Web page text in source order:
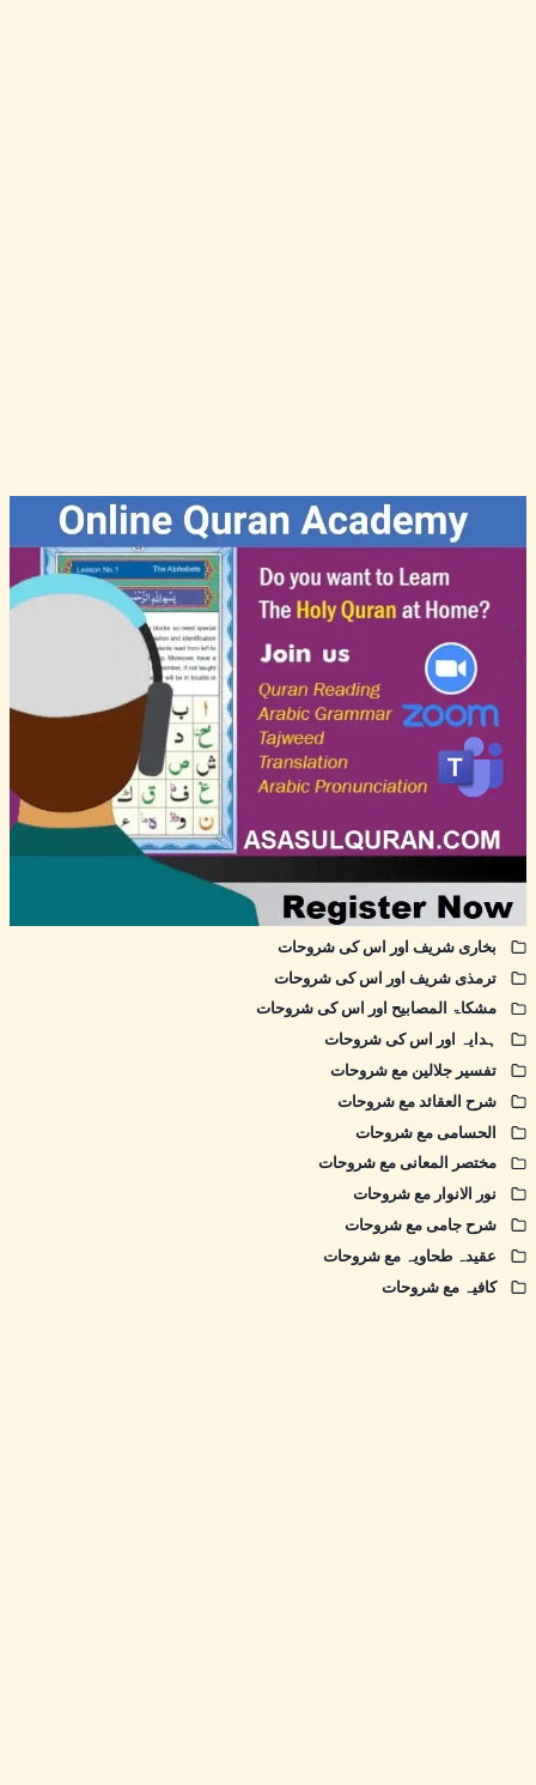
بخاری شریف اور اس کی شروحات
ترمذی شریف اور اس کی شروحات
مشکاۃ المصابیح اور اس کی شروحات
ہدایہ اور اس کی شروحات
تفسیر جلالین مع شروحات
شرح العقائد مع شروحات
الحسامی مع شروحات
مختصر المعانی مع شروحات
نور الانوار مع شروحات
شرح جامی مع شروحات
عقیدہ طحاویہ مع شروحات
کافیہ مع شروحات